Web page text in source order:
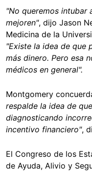
"No queremos intubar
mejoren", dijo Jason
Medicina de la
"Existe la idea de que
más dinero. Pero esa
médicos en general".
Montgomery
respalde la idea de
diagnosticando
incentivo financiero",
El Congreso de los
de Ayuda, Alivio y